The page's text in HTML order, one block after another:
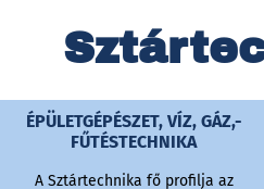
ÉPÜLETGÉPÉSZET, VÍZ, GÁZ,-
FŰTÉSTECHNIKA
A Sztártechnika fő profilja az